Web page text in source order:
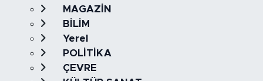
MAGAZİN
BİLİM
Yerel
POLİTİKA
ÇEVRE